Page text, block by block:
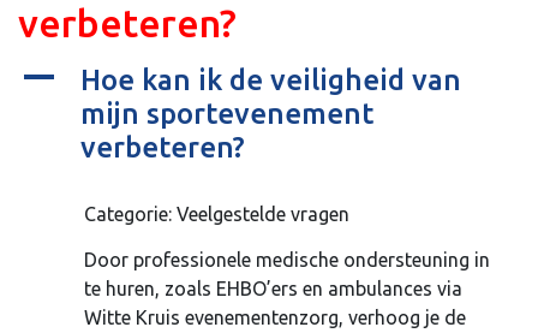
verbeteren?
A
Hoe kan ik de veiligheid van
mijn sportevenement
verbeteren?
Categorie: Veelgestelde vragen
Door professionele medische ondersteuning in
te huren, zoals EHBO’ers en ambulances via
Witte Kruis evenementenzorg, verhoog je de